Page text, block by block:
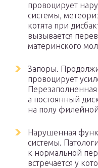
провоцирует
системы,
котята при
вызывается
материнского
Запоры.
провоцирует
а постоянный
на полу
Нарушенная
системы.
к нормальной
встречается у